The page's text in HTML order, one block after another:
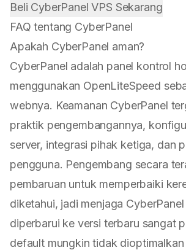
Beli CyberPanel VPS Sekarang
FAQ tentang CyberPanel
Apakah CyberPanel aman?
CyberPanel adalah panel kontrol
menggunakan OpenLiteSpeed
webnya. Keamanan CyberPanel
praktik pengembangannya,
server, integrasi pihak ketiga, dan
pengguna. Pengembang secara
pembaruan untuk memperbaiki
diketahui, jadi menjaga
diperbarui ke versi terbaru sangat
default mungkin tidak